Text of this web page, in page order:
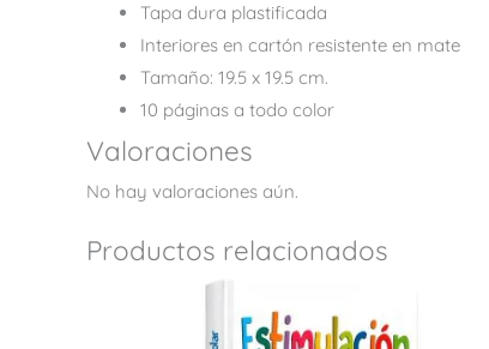
Tapa dura plastificada
Interiores en cartón resistente en mate
Tamaño: 19.5 x 19.5 cm.
10 páginas a todo color
Valoraciones
No hay valoraciones aún.
Productos relacionados